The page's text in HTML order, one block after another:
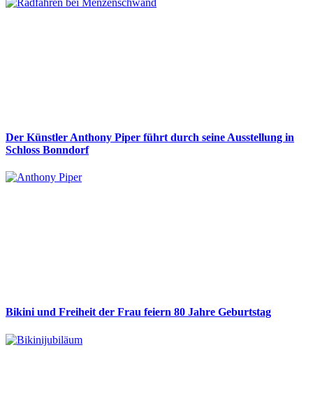
Der Künstler Anthony Piper führt durch seine Ausstellung in
Schloss Bonndorf
Bikini und Freiheit der Frau feiern 80 Jahre Geburtstag